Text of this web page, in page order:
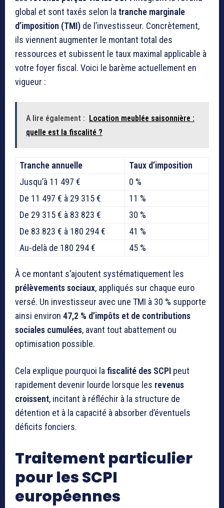
global et sont taxés selon la tranche marginale
d’imposition (TMI) de l’investisseur. Concrètement,
ils viennent augmenter le montant total des
ressources et subissent le taux maximal applicable à
votre foyer fiscal. Voici le barème actuellement en
vigueur :
A lire également : Location meublée saisonnière :
quelle est la fiscalité ?
Tranche annuelle
Taux d’imposition
Jusqu’à 11 497 €
0 %
De 11 497 € à 29 315 €
11 %
De 29 315 € à 83 823 €
30 %
De 83 823 € à 180 294 €
41 %
Au-delà de 180 294 €
45 %
À ce montant s’ajoutent systématiquement les
prélèvements sociaux, appliqués sur chaque euro
versé. Un investisseur avec une TMI à 30 % supporte
ainsi environ 47,2 % d’impôts et de contributions
sociales cumulées, avant tout abattement ou
optimisation possible.
Cela explique pourquoi la fiscalité des SCPI peut
rapidement devenir lourde lorsque les revenus
croissent, incitant à réfléchir à la structure de
détention et à la capacité à absorber d’éventuels
déficits fonciers.
Traitement particulier
pour les SCPI
européennes